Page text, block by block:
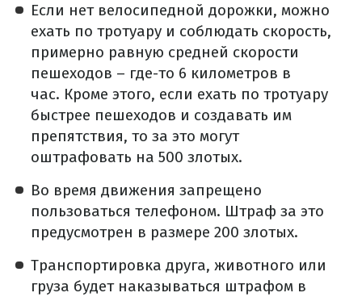
Если нет велосипедной дорожки, можно
ехать по тротуару и соблюдать скорость,
примерно равную средней скорости
пешеходов – где-то 6 километров в
час. Кроме этого, если ехать по тротуару
быстрее пешеходов и создавать им
препятствия, то за это могут
оштрафовать на 500 злотых.
Во время движения запрещено
пользоваться телефоном. Штраф за это
предусмотрен в размере 200 злотых.
Транспортировка друга, животного или
груза будет наказываться штрафом в